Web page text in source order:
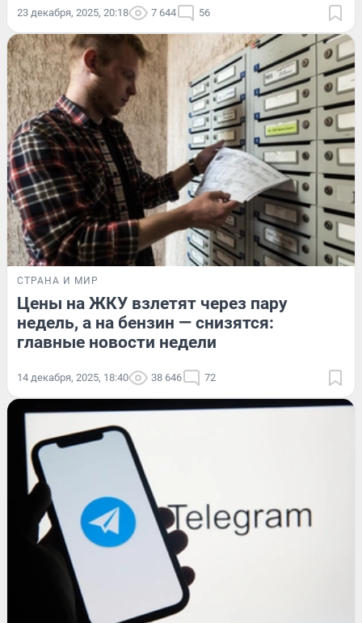
23 декабря, 2025, 20:18 7 644 56
СТРАНА И МИР
Цены на ЖКУ взлетят через пару
недель, а на бензин — снизятся:
главные новости недели
14 декабря, 2025, 18:40 38 646 72